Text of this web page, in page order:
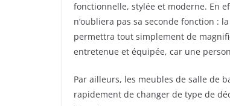
fonctionnelle, stylée et moderne. En
n’oubliera pas sa seconde fonction :
permettra tout simplement de
entretenue et équipée, car une
Par ailleurs, les meubles de salle de
rapidement de changer de type de